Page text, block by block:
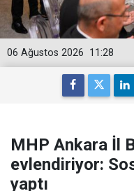
11:28
06 Ağustos 2026
MHP Ankara İl
evlendiriyor:
yaptı